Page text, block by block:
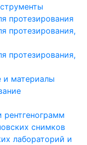
протезирования
протезирования,
протезирования,
и материалы
рентгенограмм
снимков
лабораторий и